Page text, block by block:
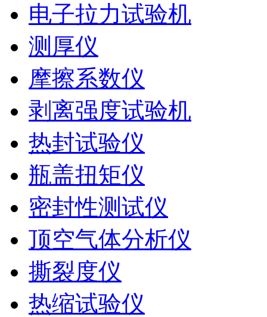
电子拉力试验机
测厚仪
摩擦系数仪
剥离强度试验机
热封试验仪
瓶盖扭矩仪
密封性测试仪
顶空气体分析仪
撕裂度仪
热缩试验仪